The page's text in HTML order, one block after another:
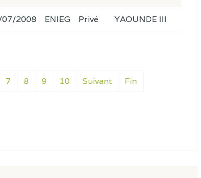
7 8 9 10 Suivant Fin
07/2008 ENIEG Privé YAOUNDE III